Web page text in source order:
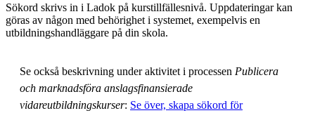
Sökord skrivs in i Ladok på kurstillfällesnivå. Uppdateringar kan
göras av någon med behörighet i systemet, exempelvis en
utbildningshandläggare på din skola.
Se också beskrivning under aktivitet i processen Publicera
och marknadsföra anslagsfinansierade
vidareutbildningskurser: Se över, skapa sökord för